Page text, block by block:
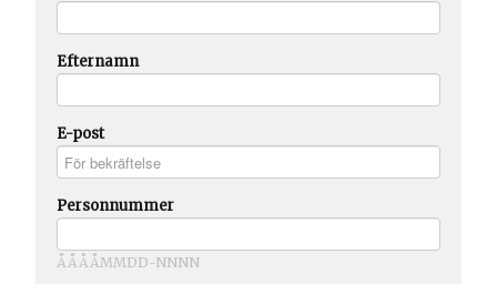
Efternamn
E-post
Personnummer
ÅÅÅÅMMDD-NNNN